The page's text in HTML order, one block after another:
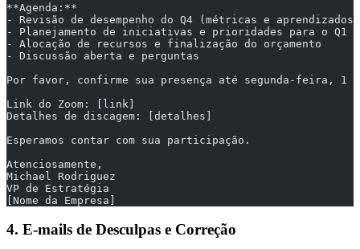
**Agenda:**
- Revisão de desempenho do Q4 (métricas e aprendizados)
- Planejamento de iniciativas e prioridades para o Q1
- Alocação de recursos e finalização do orçamento
- Discussão aberta e perguntas
Por favor, confirme sua presença até segunda-feira, 1
Link do Zoom: [link]
Detalhes de discagem: [detalhes]
Esperamos contar com sua participação.
Atenciosamente,
Michael Rodriguez
VP de Estratégia
[Nome da Empresa]
4. E-mails de Desculpas e Correção